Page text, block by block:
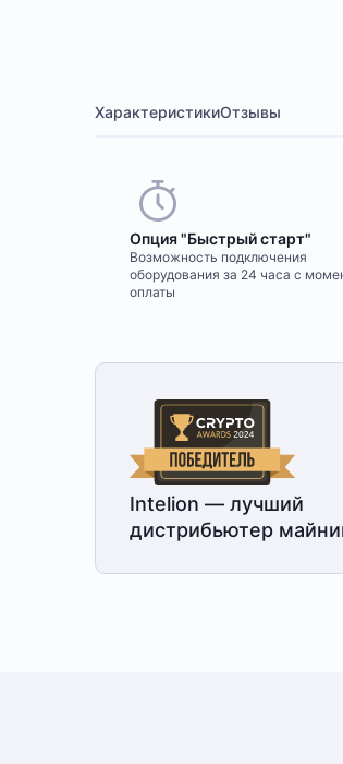
ХарактеристикиОтзывы
Опция "Быстрый старт"
Возможность подключения
оборудования за 24 часа с
оплаты
Intelion — лучший
дистрибьютер